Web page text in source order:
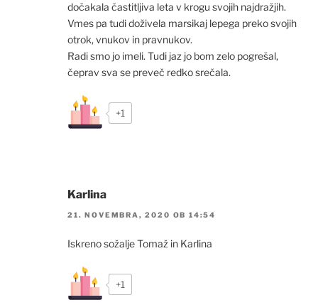
dočakala častitljiva leta v krogu svojih najdražjih.
Vmes pa tudi doživela marsikaj lepega preko svojih
otrok, vnukov in pravnukov.
Radi smo jo imeli. Tudi jaz jo bom zelo pogrešal,
čeprav sva se preveč redko srečala.
+1
Karlina
21. NOVEMBRA, 2020 OB 14:54
Iskreno sožalje Tomaž in Karlina
+1